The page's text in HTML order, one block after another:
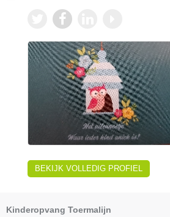
BEKIJK VOLLEDIG PROFIEL
Kinderopvang Toermalijn